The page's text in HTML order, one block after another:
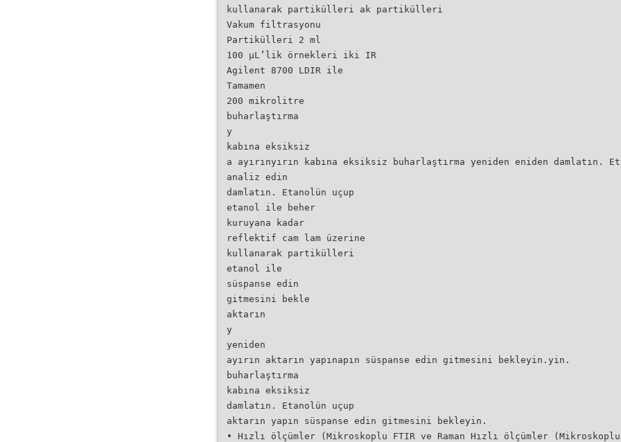
kullanarak partikülleri ak partikülleri
Vakum filtrasyonu
Partikülleri 2 ml
100 µL’lik örnekleri iki IR
Agilent 8700 LDIR ile
Tamamen
200 mikrolitre
buharlaştırma
y
kabına eksiksiz
a ayırınyırın kabına eksiksiz buharlaştırma yeniden eniden damlatın.
analiz edin
damlatın. Etanolün uçup
etanol ile beher
kuruyana kadar
reflektif cam lam üzerine
kullanarak partikülleri
etanol ile
süspanse edin
gitmesini bekle
aktarın
y
yeniden
ayırın aktarın yapınapın süspanse edin gitmesini bekleyin.yin.
buharlaştırma
kabına eksiksiz
damlatın. Etanolün uçup
aktarın yapın süspanse edin gitmesini bekleyin.
• Hızlı ölçümler (Mikroskoplu FTIR ve Raman Hızlı ölçümler (Mikroskoplu